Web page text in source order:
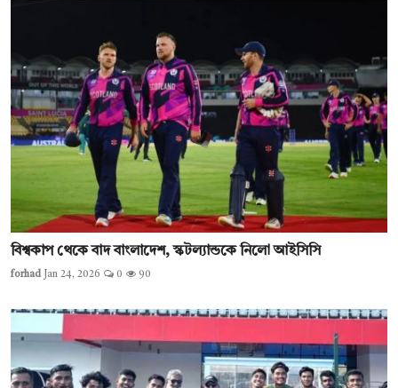
বিশ্বকাপ থেকে বাদ বাংলাদেশ, স্কটল্যান্ডকে নিলো আইসিসি
forhad Jan 24, 2026 0 90